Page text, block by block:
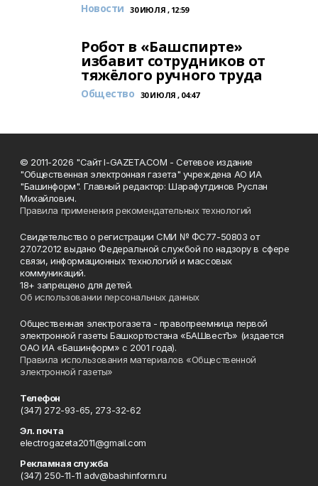
Новости 30 ИЮЛЯ , 12:59
Робот в «Башспирте»
избавит сотрудников от
тяжёлого ручного труда
Общество 30 ИЮЛЯ , 04:47
© 2011-2026 "Сайт I-GAZETA.COM - Сетевое издание
"Общественная электронная газета" учреждена АО ИА
"Башинформ". Главный редактор: Шарафутдинов Руслан
Михайлович.
Правила применения рекомендательных технологий
Свидетельство о регистрации СМИ № ФС77-50803 от
27.07.2012 выдано Федеральной службой по надзору в сфере
связи, информационных технологий и массовых
коммуникаций.
18+ запрещено для детей.
Об использовании персональных данных
Общественная электрогазета - правопреемница первой
электронной газеты Башкортостана «БАШвестЪ» (издается
ОАО ИА «Башинформ» с 2001 года).
Правила использования материалов «Общественной
электронной газеты»
Телефон
(347) 272-93-65, 273-32-62
Эл. почта
electrogazeta2011@gmail.com
Рекламная служба
(347) 250-11-11 adv@bashinform.ru